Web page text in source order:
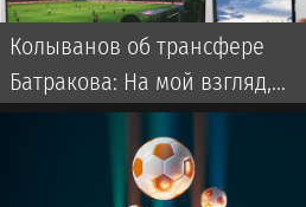
Колыванов об трансфере
Батракова: На мой взгляд,
Батраков заслужил лучшего,
чем чемпионат Турции